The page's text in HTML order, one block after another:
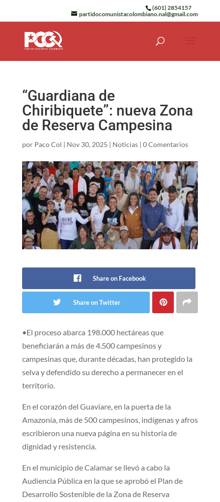
(601) 2854157
partidocomunistacolombiano.nal@gmail.com
“Guardiana de
Chiribiquete”: nueva Zona
de Reserva Campesina
por Paco Col | Nov 30, 2025 | Noticias| 0 Comentarios
Share on Facebook
Share on Twitter
•El proceso abarca 198.000 hectáreas que
beneficiarán a más de 4.500 campesinos y
campesinas que, durante décadas, han protegido la
selva y defendido su derecho a permanecer en el
territorio.
En el corazón del Guaviare, en la puerta de la
Amazonía, más de 500 campesinos, indígenas y afros
escribieron una nueva página en su historia de
dignidad y resistencia.
En el municipio de Calamar se llevó a cabo la
Audiencia Pública en la que se aprobó el Plan de
Desarrollo Sostenible de la Zona de Reserva